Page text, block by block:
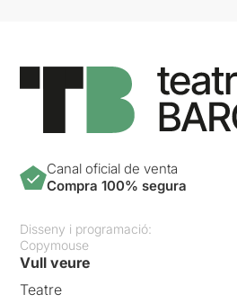
Canal oficial de venta
Compra 100% segura
Disseny i programació:
Copymouse
Vull veure
Teatre